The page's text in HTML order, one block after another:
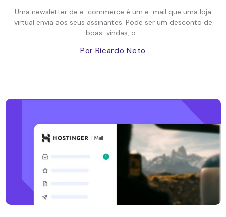
Uma newsletter de e-commerce é um e-mail que uma loja
virtual envia aos seus assinantes. Pode ser um desconto de
boas-vindas, o...
Por Ricardo Neto